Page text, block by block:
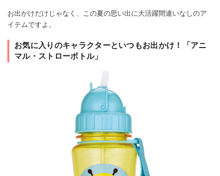
お出かけだけじゃなく、この夏の思い出に大活躍間違いなしのア
イテムですよ。
お気に入りのキャラクターといつもお出かけ！「アニ
マル・ストローボトル」